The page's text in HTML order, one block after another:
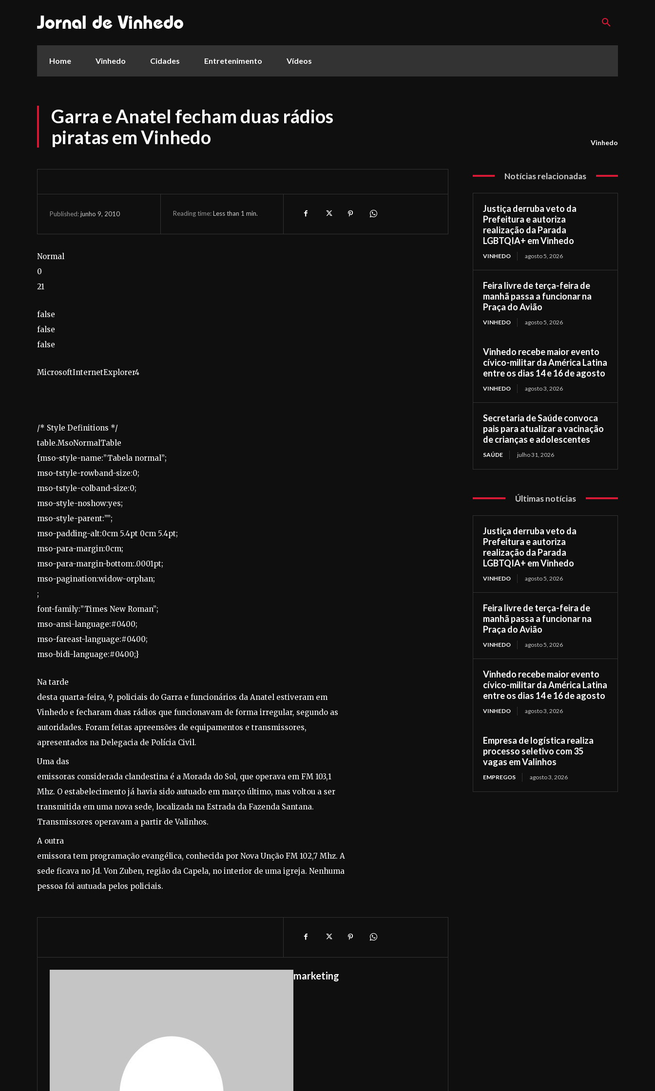
Jornal de Vinhedo
Home Vinhedo Cidades Entretenimento Vídeos
Garra e Anatel fecham duas rádios
piratas em Vinhedo
Vinhedo
Published:junho 9, 2010 Reading time:Less than 1 min.
Normal
0
21
false
false
false
MicrosoftInternetExplorer4
/* Style Definitions */
table.MsoNormalTable
{mso-style-name:”Tabela normal”;
mso-tstyle-rowband-size:0;
mso-tstyle-colband-size:0;
mso-style-noshow:yes;
mso-style-parent:””;
mso-padding-alt:0cm 5.4pt 0cm 5.4pt;
mso-para-margin:0cm;
mso-para-margin-bottom:.0001pt;
mso-pagination:widow-orphan;
;
font-family:”Times New Roman”;
mso-ansi-language:#0400;
mso-fareast-language:#0400;
mso-bidi-language:#0400;}
Na tarde
desta quarta-feira, 9, policiais do Garra e funcionários da Anatel estiveram em
Vinhedo e fecharam duas rádios que funcionavam de forma irregular, segundo as
autoridades. Foram feitas apreensões de equipamentos e transmissores,
apresentados na Delegacia de Polícia Civil.
Uma das
emissoras considerada clandestina é a Morada do Sol, que operava em FM 103,1
Mhz. O estabelecimento já havia sido autuado em março último, mas voltou a ser
transmitida em uma nova sede, localizada na Estrada da Fazenda Santana.
Transmissores operavam a partir de Valinhos.
A outra
emissora tem programação evangélica, conhecida por Nova Unção FM 102,7 Mhz. A
sede ficava no Jd. Von Zuben, região da Capela, no interior de uma igreja. Nenhuma
pessoa foi autuada pelos policiais.
marketing
Notícias relacionadas
Justiça derruba veto da
Prefeitura e autoriza
realização da Parada
LGBTQIA+ em Vinhedo
VINHEDO agosto 5, 2026
Feira livre de terça-feira de
manhã passa a funcionar na
Praça do Avião
VINHEDO agosto 5, 2026
Vinhedo recebe maior evento
cívico-militar da América Latina
entre os dias 14 e 16 de agosto
VINHEDO agosto 3, 2026
Secretaria de Saúde convoca
pais para atualizar a vacinação
de crianças e adolescentes
SAÚDE julho 31, 2026
Últimas notícias
Justiça derruba veto da
Prefeitura e autoriza
realização da Parada
LGBTQIA+ em Vinhedo
VINHEDO agosto 5, 2026
Feira livre de terça-feira de
manhã passa a funcionar na
Praça do Avião
VINHEDO agosto 5, 2026
Vinhedo recebe maior evento
cívico-militar da América Latina
entre os dias 14 e 16 de agosto
VINHEDO agosto 3, 2026
Empresa de logística realiza
processo seletivo com 35
vagas em Valinhos
EMPREGOS agosto 3, 2026